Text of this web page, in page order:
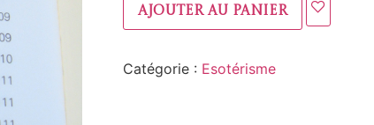
Ajouter au panier
Catégorie : Esotérisme